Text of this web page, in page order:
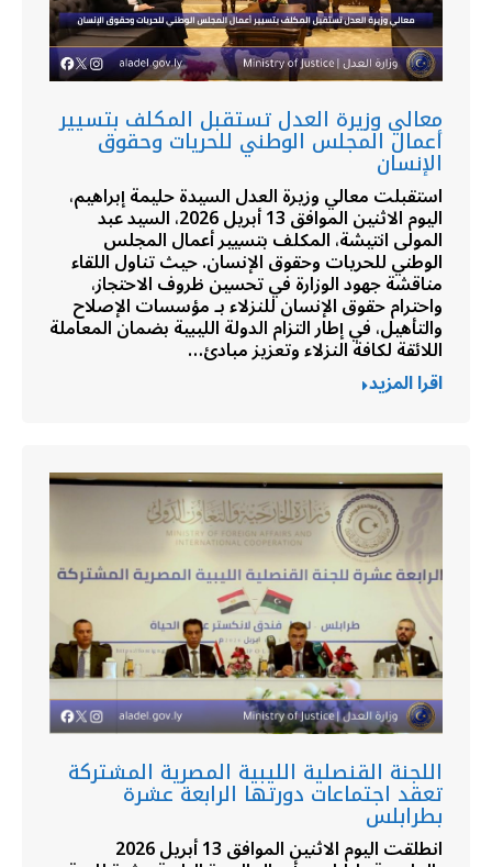
معالي وزيرة العدل تستقبل المكلف بتسيير
أعمال المجلس الوطني للحريات وحقوق
الإنسان
استقبلت معالي وزيرة العدل السيدة حليمة إبراهيم،
اليوم الاثنين الموافق 13 أبريل 2026، السيد عبد
المولى انتيشة، المكلف بتسيير أعمال المجلس
الوطني للحريات وحقوق الإنسان. حيث تناول اللقاء
مناقشة جهود الوزارة في تحسين ظروف الاحتجاز،
واحترام حقوق الإنسان للنزلاء بـ مؤسسات الإصلاح
والتأهيل، في إطار التزام الدولة الليبية بضمان المعاملة
اللائقة لكافة النزلاء وتعزيز مبادئ…
اقرا المزيد
اللجنة القنصلية الليبية المصرية المشتركة
تعقد اجتماعات دورتها الرابعة عشرة
بطرابلس
انطلقت اليوم الاثنين الموافق 13 أبريل 2026